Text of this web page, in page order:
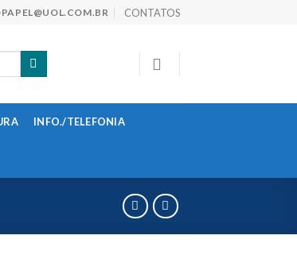
CONTATOS
INFO./TELEFONIA